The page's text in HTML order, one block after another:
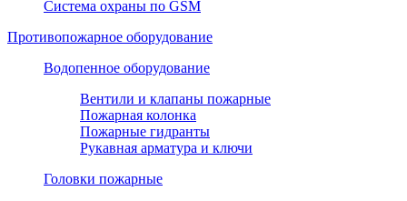
Система охраны по GSM
Противопожарное оборудование
Водопенное оборудование
Вентили и клапаны пожарные
Пожарная колонка
Пожарные гидранты
Рукавная арматура и ключи
Головки пожарные